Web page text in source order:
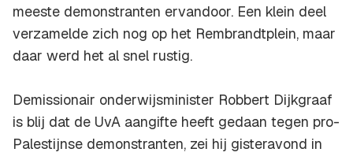
meeste demonstranten ervandoor. Een klein deel
verzamelde zich nog op het Rembrandtplein, maar
daar werd het al snel rustig.
Demissionair onderwijsminister Robbert Dijkgraaf
is blij dat de UvA aangifte heeft gedaan tegen pro-
Palestijnse demonstranten, zei hij gisteravond in